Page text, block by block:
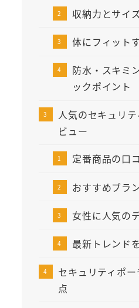
収納力とサイ
体にフィット
防水・スキミ
ックポイント
人気のセキュリ
ビュー
定番商品の口
おすすめブラ
女性に人気の
最新トレンド
セキュリティポ
点